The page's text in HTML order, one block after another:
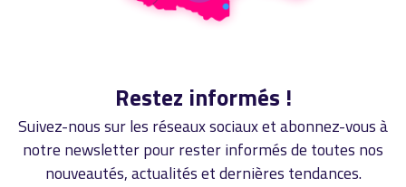
Restez informés !
Suivez-nous sur les réseaux sociaux et abonnez-vous à
notre newsletter pour rester informés de toutes nos
nouveautés, actualités et dernières tendances.